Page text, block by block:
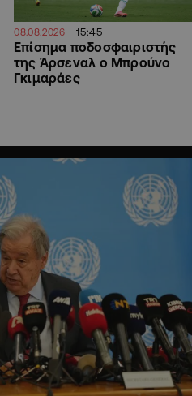
08.08.2026 15:45
Επίσημα ποδοσφαιριστής
της Άρσεναλ ο Μπρούνο
Γκιμαράες